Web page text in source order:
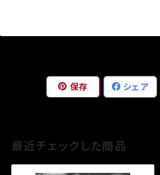
保存 シェア
最近チェックした商品